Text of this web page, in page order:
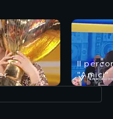
Il
"Amici"